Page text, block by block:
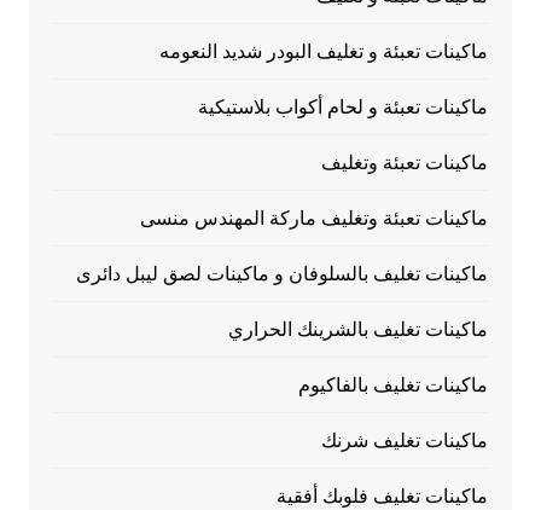
ماكينات تعبئة و تغليف البودر شديد النعومه
ماكينات تعبئة و لحام أكواب بلاستيكية
ماكينات تعبئة وتغليف
ماكينات تعبئة وتغليف ماركة المهندس منسى
ماكينات تغليف بالسلوفان و ماكينات لصق ليبل دائرى
ماكينات تغليف بالشرينك الحراري
ماكينات تغليف بالفاكيوم
ماكينات تغليف شرنك
ماكينات تغليف فلوبك أفقية